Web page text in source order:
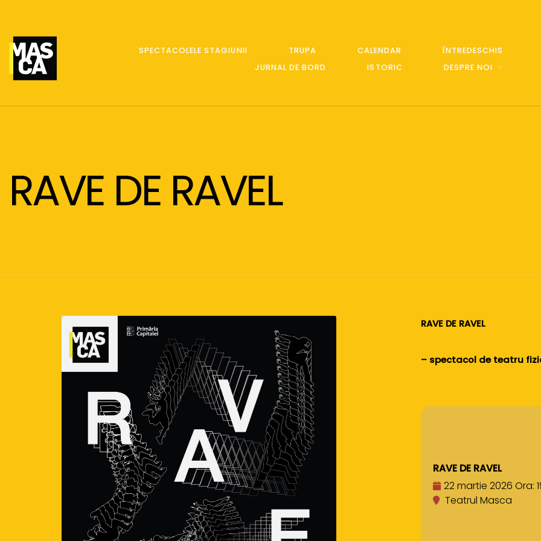
SPECTACOLELE STAGIUNII TRUPA CALENDAR ÎNTREDESCHIS
JURNAL DE BORD
ISTORIC DESPRE NOI
RAVE DE RAVEL
RAVE DE RAVEL
– spectacol de teatru
RAVE DE RAVEL
22 martie 2026 Ora:
Teatrul Masca